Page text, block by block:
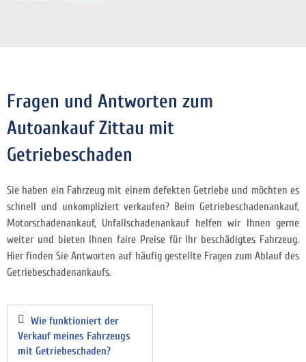
Fragen und Antworten zum
Autoankauf Zittau mit
Getriebeschaden
Sie haben ein Fahrzeug mit einem defekten Getriebe und möchten es
schnell und unkompliziert verkaufen? Beim Getriebeschadenankauf,
Motorschadenankauf, Unfallschadenankauf helfen wir Ihnen gerne
weiter und bieten Ihnen faire Preise für Ihr beschädigtes Fahrzeug.
Hier finden Sie Antworten auf häufig gestellte Fragen zum Ablauf des
Getriebeschadenankaufs.
Wie funktioniert der
Verkauf meines Fahrzeugs
mit Getriebeschaden?